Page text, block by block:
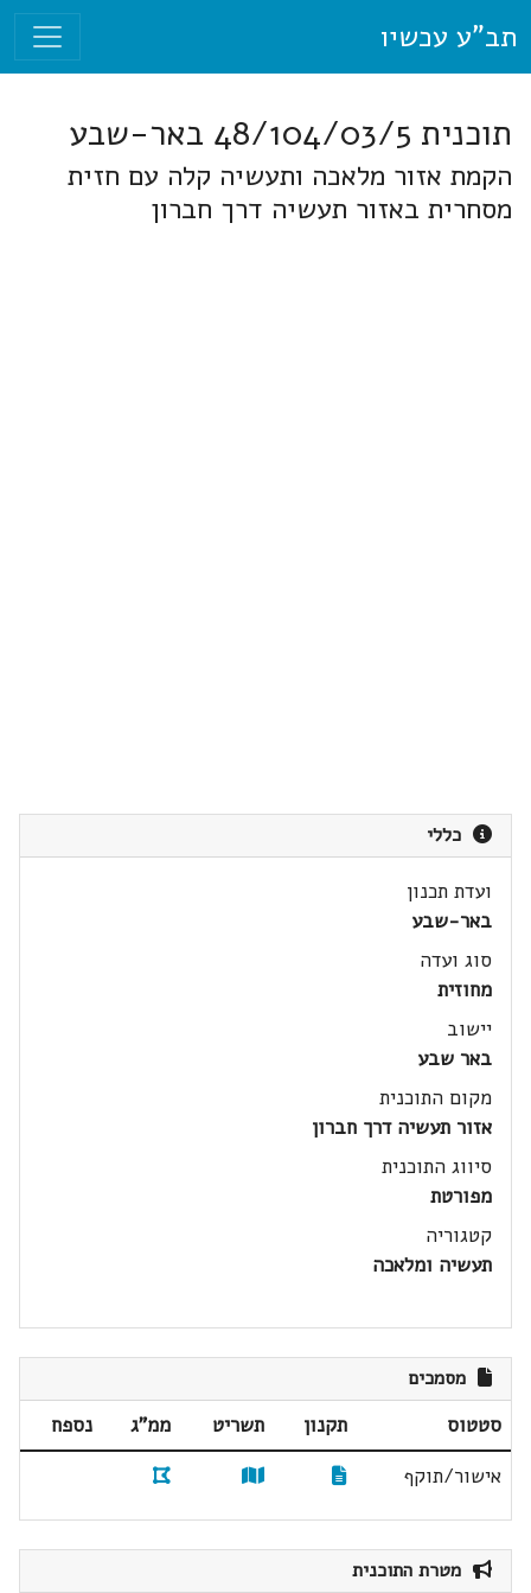
תב"ע עכשיו
תוכנית 48/104/03/5 באר-שבע
הקמת אזור מלאכה ותעשיה קלה עם חזית
מסחרית באזור תעשיה דרך חברון
כללי
ועדת תכנון
באר-שבע
סוג ועדה
מחוזית
יישוב
באר שבע
מקום התוכנית
אזור תעשיה דרך חברון
סיווג התוכנית
מפורטת
קטגוריה
תעשיה ומלאכה
מסמכים
סטטוס תקנון תשריט ממ"ג
נספח
אישור/תוקף
מטרת התוכנית